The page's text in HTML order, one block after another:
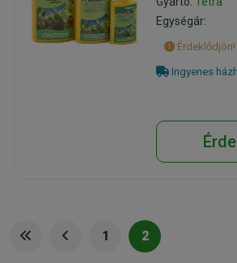
Egységár:
Érdeklődjön!
Ingyenes
1 2